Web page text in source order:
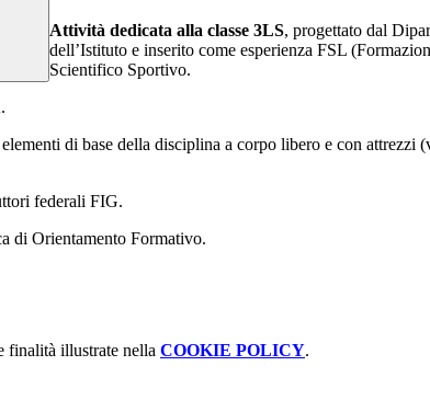
Attività dedicata alla classe 3LS, progettato dal
dell’Istituto e inserito come esperienza FSL
Scientifico Sportivo.
di base della disciplina a corpo libero e con attrezzi
federali FIG.
di Orientamento Formativo.
finalità illustrate nella COOKIE POLICY.